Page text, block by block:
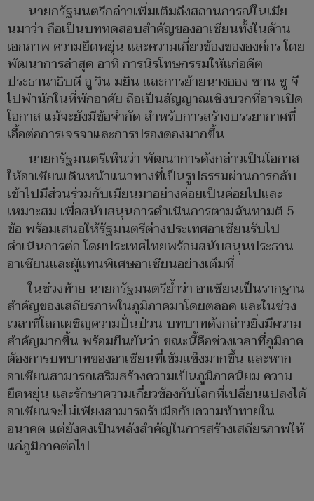
นายกรัฐมนตรีกล่าวเพิ่มเติมถึงสถานการณ์ในเมีย
นมาว่า ถือเป็นบททดสอบสำคัญของอาเซียนทั้งในด้าน
เอกภาพ ความยืดหยุ่น และความเกี่ยวข้องขององค์กร โดย
พัฒนาการล่าสุด อาทิ การนิรโทษกรรมให้แก่อดีต
ประธานาธิบดี อู วิน มยิน และการย้ายนางออง ซาน ซู จี
ไปพำนักในที่พักอาศัย ถือเป็นสัญญาณเชิงบวกที่อาจเปิด
โอกาส แม้จะยังมีข้อจำกัด สำหรับการสร้างบรรยากาศที่
เอื้อต่อการเจรจาและการปรองดองมากขึ้น
นายกรัฐมนตรีเห็นว่า พัฒนาการดังกล่าวเป็นโอกาส
ให้อาเซียนเดินหน้าแนวทางที่เป็นรูปธรรมผ่านการกลับ
เข้าไปมีส่วนร่วมกับเมียนมาอย่างค่อยเป็นค่อยไปและ
เหมาะสม เพื่อสนับสนุนการดำเนินการตามฉันทามติ 5
ข้อ พร้อมเสนอให้รัฐมนตรีต่างประเทศอาเซียนรับไป
ดำเนินการต่อ โดยประเทศไทยพร้อมสนับสนุนประธาน
อาเซียนและผู้แทนพิเศษอาเซียนอย่างเต็มที่
ในช่วงท้าย นายกรัฐมนตรีย้ำว่า อาเซียนเป็นรากฐาน
สำคัญของเสถียรภาพในภูมิภาคมาโดยตลอด และในช่วง
เวลาที่โลกเผชิญความปั่นป่วน บทบาทดังกล่าวยิ่งมีความ
สำคัญมากขึ้น พร้อมยืนยันว่า ขณะนี้คือช่วงเวลาที่ภูมิภาค
ต้องการบทบาทของอาเซียนที่เข้มแข็งมากขึ้น และหาก
อาเซียนสามารถเสริมสร้างความเป็นภูมิภาคนิยม ความ
ยืดหยุ่น และรักษาความเกี่ยวข้องกับโลกที่เปลี่ยนแปลงได้
อาเซียนจะไม่เพียงสามารถรับมือกับความท้าทายใน
อนาคต แต่ยังคงเป็นพลังสำคัญในการสร้างเสถียรภาพให้
แก่ภูมิภาคต่อไป